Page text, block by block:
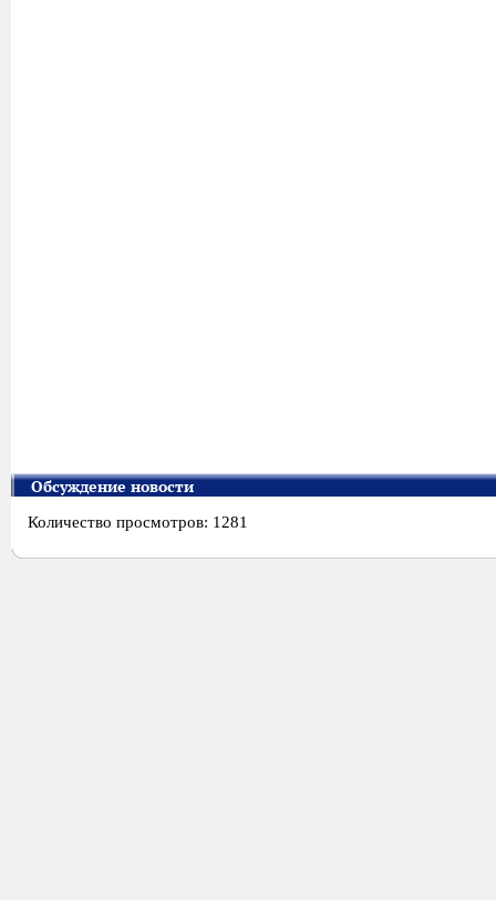
Обсуждение новости
Количество просмотров: 1281